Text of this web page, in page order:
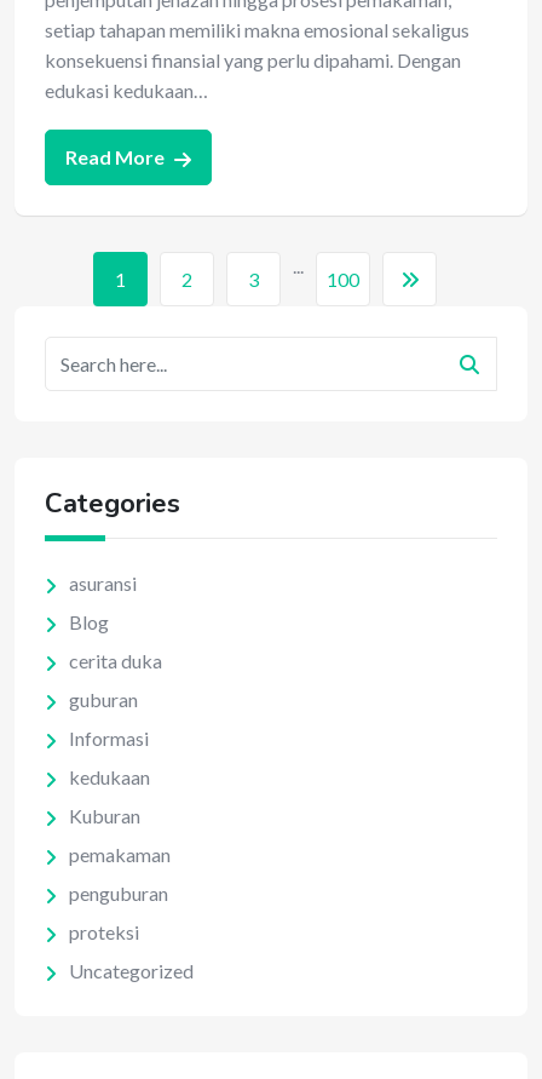
setiap tahapan memiliki makna emosional sekaligus
konsekuensi finansial yang perlu dipahami. Dengan
edukasi kedukaan…
Read More
1 2 3
...
100
Categories
asuransi
Blog
cerita duka
guburan
Informasi
kedukaan
Kuburan
pemakaman
penguburan
proteksi
Uncategorized